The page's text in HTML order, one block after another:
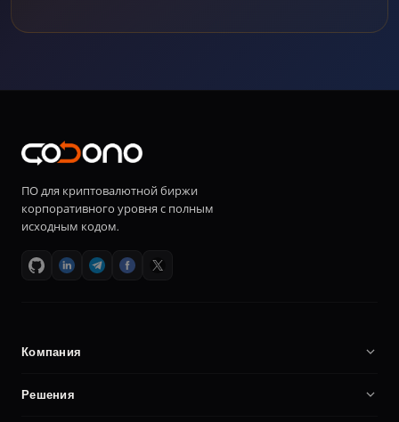
ПО для криптовалютной биржи
корпоративного уровня с полным
исходным кодом.
Компания
О нас
Решения